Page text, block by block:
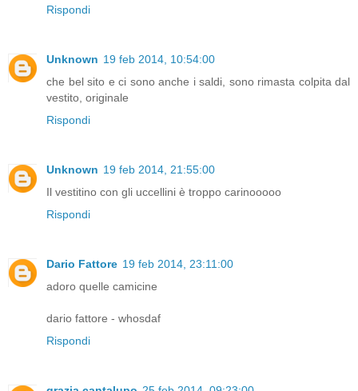
Rispondi
Unknown 19 feb 2014, 10:54:00
che bel sito e ci sono anche i saldi, sono rimasta colpita dal
vestito, originale
Rispondi
Unknown 19 feb 2014, 21:55:00
Il vestitino con gli uccellini è troppo carinooooo
Rispondi
Dario Fattore 19 feb 2014, 23:11:00
adoro quelle camicine
dario fattore - whosdaf
Rispondi